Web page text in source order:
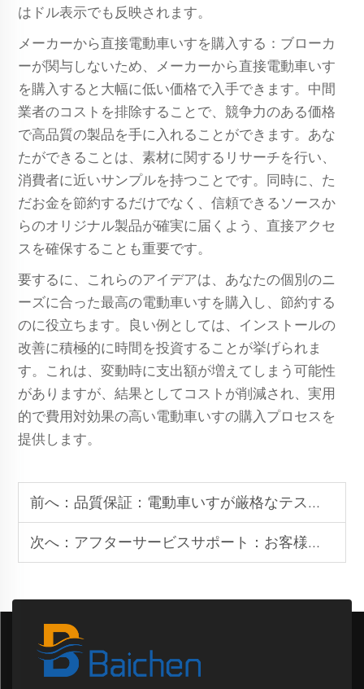
はドル表示でも反映されます。
メーカーから直接電動車いすを購入する：ブローカ
ーが関与しないため、メーカーから直接電動車いす
を購入すると大幅に低い価格で入手できます。中間
業者のコストを排除することで、競争力のある価格
で高品質の製品を手に入れることができます。あな
たができることは、素材に関するリサーチを行い、
消費者に近いサンプルを持つことです。同時に、た
だお金を節約するだけでなく、信頼できるソースか
らのオリジナル製品が確実に届くよう、直接アクセ
スを確保することも重要です。
要するに、これらのアイデアは、あなたの個別のニ
ーズに合った最高の電動車いすを購入し、節約する
のに役立ちます。良い例としては、インストールの
改善に積極的に時間を投資することが挙げられま
す。これは、変動時に支出額が増えてしまう可能性
がありますが、結果としてコストが削減され、実用
的で費用対効果の高い電動車いすの購入プロセスを
提供します。
前へ： 品質保証：電動車いすが厳格なテストと認証を通過した方法
次へ： アフターサービスサポート：お客様の満足と忠誠を確保するため